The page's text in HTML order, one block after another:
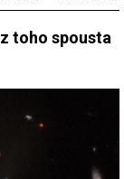
toho spousta